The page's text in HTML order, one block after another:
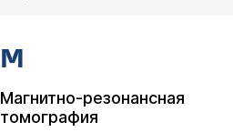
М
Магнитно-резонансная
томография